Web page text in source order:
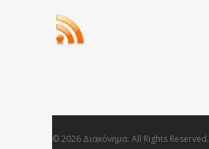
© 2026 Διακόνημα. All Rights Reserved.